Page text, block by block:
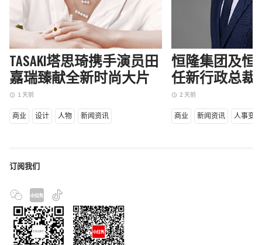
TASAKI塔思琦携手演员田
嘉瑞臻献全新时尚大片
access_time 1 天前
商业 设计 人物 新闻资讯
恒隆集团及恒
任新行政总裁
access_time 2 天前
商业 新闻资讯 人事变动
订阅我们